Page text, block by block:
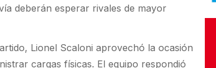
deberán esperar rivales de mayor
Lionel Scaloni aprovechó la ocasión
cargas físicas. El equipo respondió